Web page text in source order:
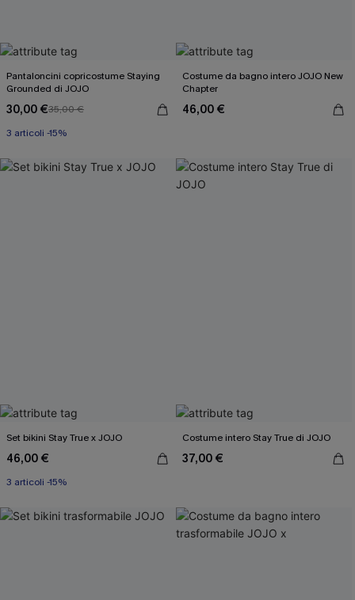
Pantaloncini copricostume Staying
Grounded di JOJO
30,00 €35,00 €
3 articoli -15%
Costume da bagno intero JOJO New
Chapter
46,00 €
Set bikini Stay True x JOJO
46,00 €
3 articoli -15%
Costume intero Stay True di JOJO
37,00 €